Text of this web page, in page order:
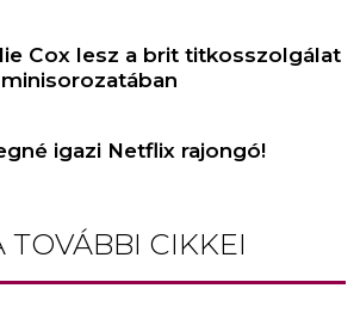
Cox lesz a brit titkosszolgálat
igazi Netflix rajongó!
TOVÁBBI CIKKEI